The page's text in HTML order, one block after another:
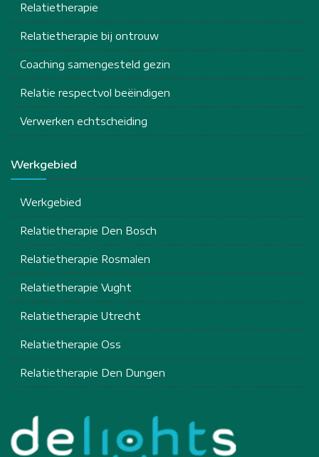
Relatietherapie
Relatietherapie bij ontrouw
Coaching samengesteld gezin
Relatie respectvol beëindigen
Verwerken echtscheiding
Werkgebied
Werkgebied
Relatietherapie Den Bosch
Relatietherapie Rosmalen
Relatietherapie Vught
Relatietherapie Utrecht
Relatietherapie Oss
Relatietherapie Den Dungen